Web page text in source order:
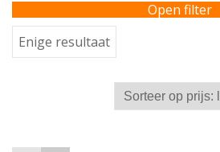
Open filter
Enige resultaat